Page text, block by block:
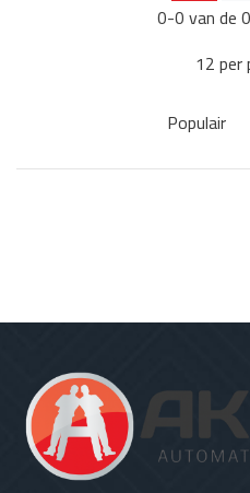
0-0 van de